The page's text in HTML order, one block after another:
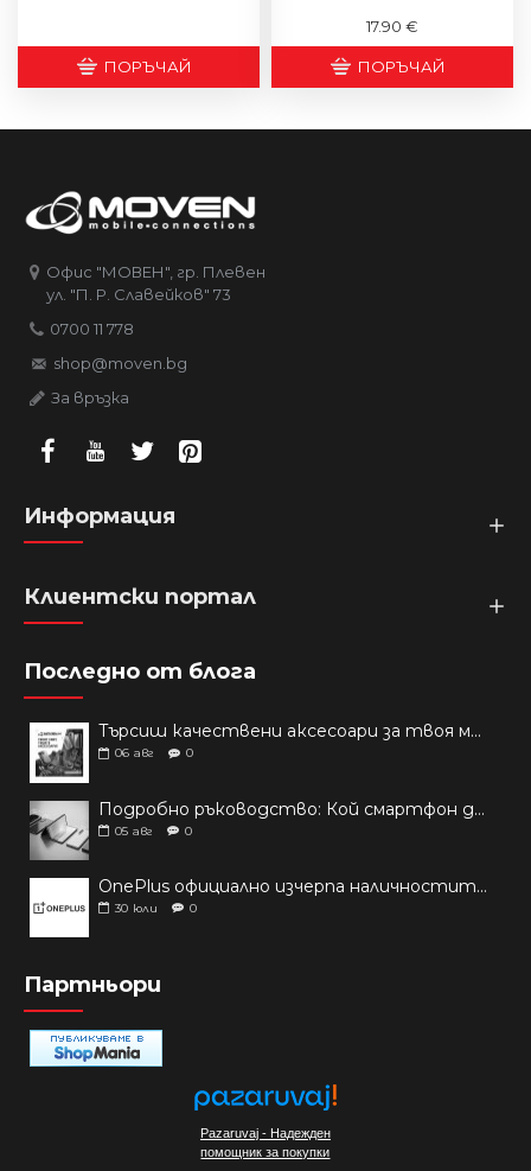
ПОРЪЧАЙ
17.90 €
ПОРЪЧАЙ
Офис "МОВЕН", гр. Плевен
ул. "П. Р. Славейков" 73
0700 11 778
shop@moven.bg
За връзка
Информация
Клиентски портал
Последно от блога
Търсиш качествени аксесоари за твоя модел? Как правилно да защитим новия си смартфон: Ръководство за аксесоари през 2026 г.
06 авг 0
Подробно ръководство: Кой смартфон да купиш през 2026 г.?
05 авг 0
OnePlus официално изчерпа наличностите си от телефони на основни пазари
30 юли 0
Партньори
Pazaruvaj - Надежден
помощник за покупки